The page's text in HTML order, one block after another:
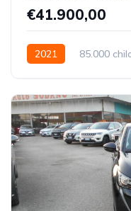
€41.900,00
2021 85.000